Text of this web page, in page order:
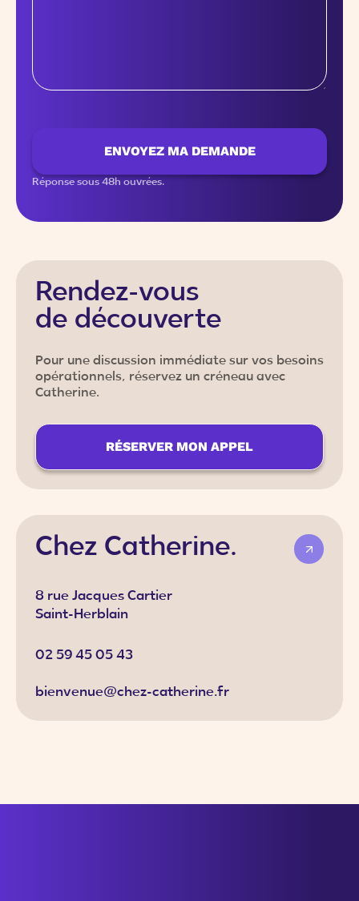
ENVOYEZ MA DEMANDE
Réponse sous 48h ouvrées.
Rendez-vous
de découverte
Pour une discussion immédiate sur vos besoins
opérationnels, réservez un créneau avec
Catherine.
RÉSERVER MON APPEL
Chez Catherine.
8 rue Jacques Cartier
Saint-Herblain
02 59 45 05 43
bienvenue@chez-catherine.fr